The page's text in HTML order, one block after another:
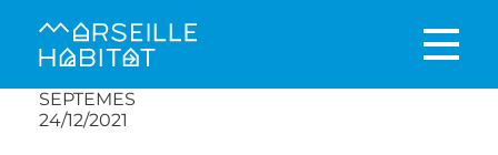
SEPTEMES
24/12/2021